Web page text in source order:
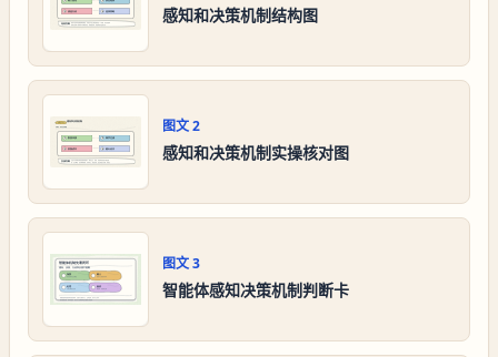
感知和决策机制结构图
图文2
感知和决策机制实操核对图
图文3
智能体感知决策机制判断卡